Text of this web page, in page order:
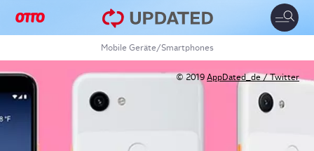
Toggle
Mobile Geräte/Smartphones
© 2019 AppDated_de / Twitter